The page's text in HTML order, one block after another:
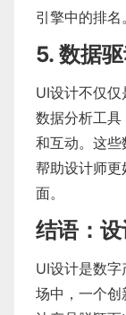
引擎中的排名。
5. 数据
UI设计不仅
数据分析工
和互动。这些
帮助设计师
面。
结语：
UI设计是数
场中，一个